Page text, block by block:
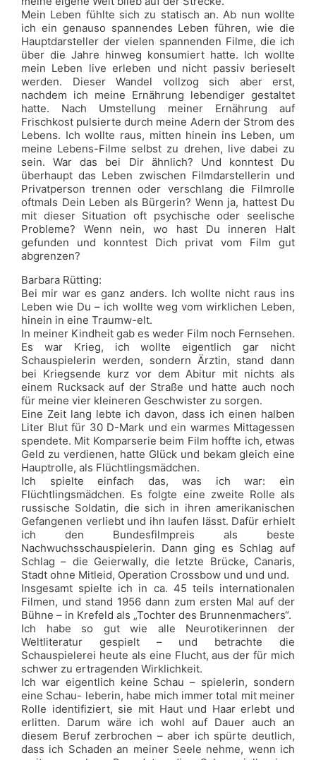
Mein Leben fühlte sich zu statisch an. Ab nun wollte
ich ein genauso spannendes Leben führen, wie die
Hauptdarsteller der vielen spannenden Filme, die ich
über die Jahre hinweg konsumiert hatte. Ich wollte
mein Leben live erleben und nicht passiv berieselt
werden. Dieser Wandel vollzog sich aber erst,
nachdem ich meine Ernährung lebendiger gestaltet
hatte. Nach Umstellung meiner Ernährung auf
Frischkost pulsierte durch meine Adern der Strom des
Lebens. Ich wollte raus, mitten hinein ins Leben, um
meine Lebens-Filme selbst zu drehen, live dabei zu
sein. War das bei Dir ähnlich? Und konntest Du
überhaupt das Leben zwischen Filmdarstellerin und
Privatperson trennen oder verschlang die Filmrolle
oftmals Dein Leben als Bürgerin? Wenn ja, hattest Du
mit dieser Situation oft psychische oder seelische
Probleme? Wenn nein, wo hast Du inneren Halt
gefunden und konntest Dich privat vom Film gut
abgrenzen?
Barbara Rütting:
Bei mir war es ganz anders. Ich wollte nicht raus ins
Leben wie Du – ich wollte weg vom wirklichen Leben,
hinein in eine Traumw-elt.
In meiner Kindheit gab es weder Film noch Fernsehen.
Es war Krieg, ich wollte eigentlich gar nicht
Schauspielerin werden, sondern Ärztin, stand dann
bei Kriegsende kurz vor dem Abitur mit nichts als
einem Rucksack auf der Straße und hatte auch noch
für meine vier kleineren Geschwister zu sorgen.
Eine Zeit lang lebte ich davon, dass ich einen halben
Liter Blut für 30 D-Mark und ein warmes Mittagessen
spendete. Mit Komparserie beim Film hoffte ich, etwas
Geld zu verdienen, hatte Glück und bekam gleich eine
Hauptrolle, als Flüchtlingsmädchen.
Ich spielte einfach das, was ich war: ein
Flüchtlingsmädchen. Es folgte eine zweite Rolle als
russische Soldatin, die sich in ihren amerikanischen
Gefangenen verliebt und ihn laufen lässt. Dafür erhielt
ich den Bundesfilmpreis als beste
Nachwuchsschauspielerin. Dann ging es Schlag auf
Schlag – die Geierwally, die letzte Brücke, Canaris,
Stadt ohne Mitleid, Operation Crossbow und und und.
Insgesamt spielte ich in ca. 45 teils internationalen
Filmen, und stand 1956 dann zum ersten Mal auf der
Bühne – in Krefeld als „Tochter des Brunnenmachers“.
Ich habe so gut wie alle Neurotikerinnen der
Weltliteratur gespielt – und betrachte die
Schauspielerei heute als eine Flucht, aus der für mich
schwer zu ertragenden Wirklichkeit.
Ich war eigentlich keine Schau – spielerin, sondern
eine Schau- leberin, habe mich immer total mit meiner
Rolle identifiziert, sie mit Haut und Haar erlebt und
erlitten. Darum wäre ich wohl auf Dauer auch an
diesem Beruf zerbrochen – aber ich spürte deutlich,
dass ich Schaden an meiner Seele nehme, wenn ich